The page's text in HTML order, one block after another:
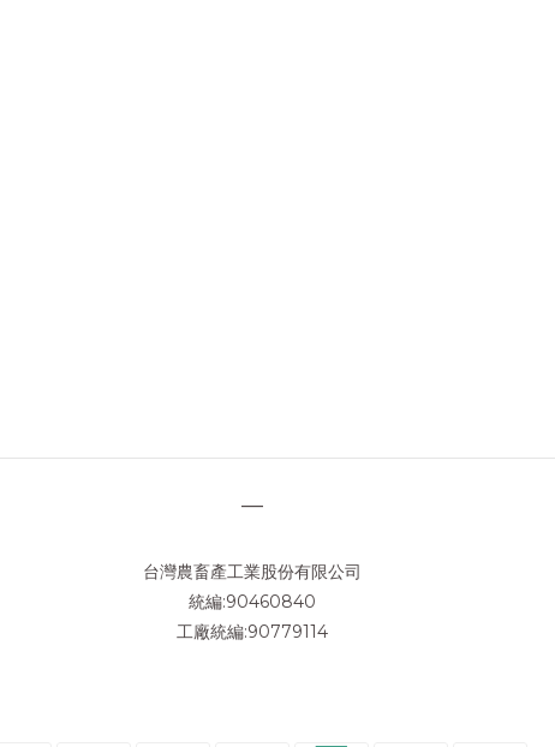
—
台灣農畜產工業股份有限公司
統編:90460840
工廠統編:90779114